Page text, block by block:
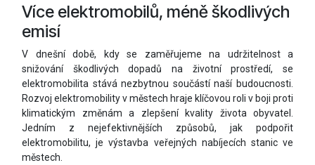
Více elektromobilů, méně škodlivých
emisí
V dnešní době, kdy se zaměřujeme na udržitelnost a
snižování škodlivých dopadů na životní prostředí, se
elektromobilita stává nezbytnou součástí naší budoucnosti.
Rozvoj elektromobility v městech hraje klíčovou roli v boji proti
klimatickým změnám a zlepšení kvality života obyvatel.
Jedním z nejefektivnějších způsobů, jak podpořit
elektromobilitu, je výstavba veřejných nabíjecích stanic ve
městech.